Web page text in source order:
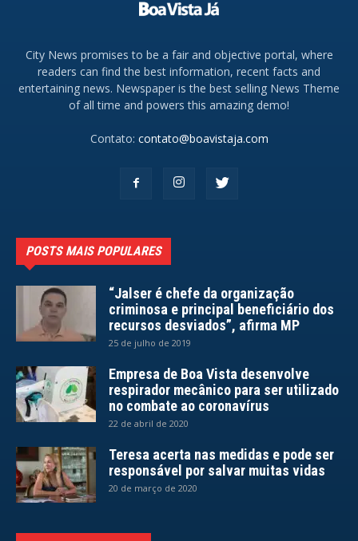
City News promises to be a fair and objective portal, where
readers can find the best information, recent facts and
entertaining news. Newspaper is the best selling News Theme
of all time and powers this amazing demo!
Contato: contato@boavistaja.com
POSTS MAIS POPULARES
“Jalser é chefe da organização
criminosa e principal beneficiário dos
recursos desviados”, afirma MP
25 de julho de 2019
Empresa de Boa Vista desenvolve
respirador mecânico para ser utilizado
no combate ao coronavírus
22 de abril de 2020
Teresa acerta nas medidas e pode ser
responsável por salvar muitas vidas
20 de março de 2020